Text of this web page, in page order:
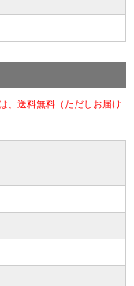
、送料無料（ただしお届け